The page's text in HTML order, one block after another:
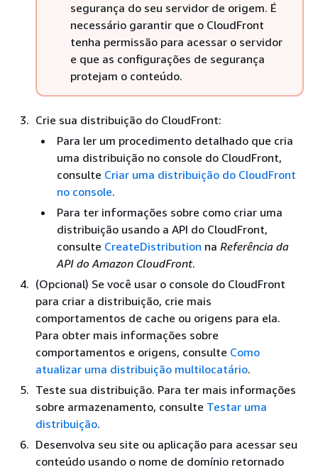
segurança do seu servidor de origem. É
necessário garantir que o CloudFront
tenha permissão para acessar o servidor
e que as configurações de segurança
protejam o conteúdo.
Crie sua distribuição do CloudFront:
Para ler um procedimento detalhado que cria
uma distribuição no console do CloudFront,
consulte Criar uma distribuição do CloudFront
no console.
Para ter informações sobre como criar uma
distribuição usando a API do CloudFront,
consulte CreateDistribution na Referência da
API do Amazon CloudFront.
(Opcional) Se você usar o console do CloudFront
para criar a distribuição, crie mais
comportamentos de cache ou origens para ela.
Para obter mais informações sobre
comportamentos e origens, consulte Como
atualizar uma distribuição multilocatário.
Teste sua distribuição. Para ter mais informações
sobre armazenamento, consulte Testar uma
distribuição.
Desenvolva seu site ou aplicação para acessar seu
conteúdo usando o nome de domínio retornado